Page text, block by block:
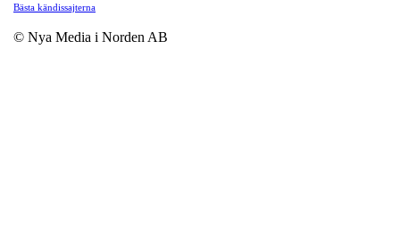
Bästa kändissajterna
© Nya Media i Norden AB